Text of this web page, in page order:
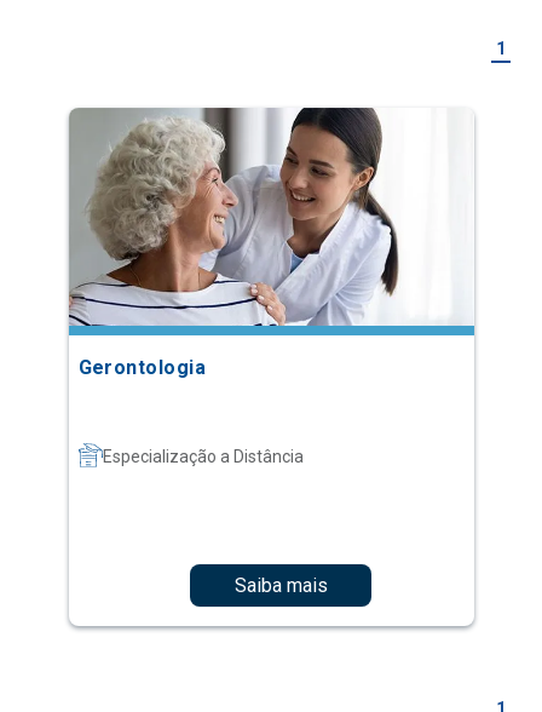
1
Gerontologia
Especialização a Distância
Saiba mais